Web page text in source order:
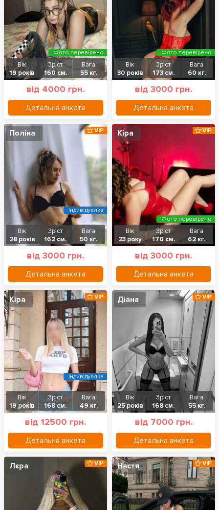
Вік
19 років
Зріст
160 см.
Вага
55 кг.
від 4000 грн.
Детальна анкета
Фото перевірено
Вік
30 років
Зріст
173 см.
Вага
60 кг.
від 3000 грн.
Детальна анкета
Фото перевірено
Поліна
Вік
28 років
Зріст
162 см.
Вага
50 кг.
від 3000 грн.
Детальна анкета
VIP
Індивідуалка
Кіра
Вік
23 року
Зріст
170 см.
Вага
62 кг.
від 3000 грн.
Детальна анкета
VIP
Фото перевірено
Кіра
Вік
19 років
Зріст
168 см.
Вага
49 кг.
від 12500 грн.
Детальна анкета
VIP
Індивідуалка
Діана
Вік
25 років
Зріст
168 см.
Вага
55 кг.
від 7000 грн.
Детальна анкета
VIP
Лєра VIP Настя VIP